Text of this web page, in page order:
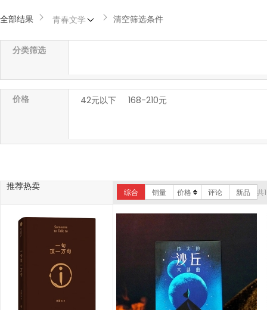
全部结果 青春文学 清空筛选条件
分类筛选
价格 42元以下 168-210元
推荐热卖
综合 销量 价格 评论 新品 共